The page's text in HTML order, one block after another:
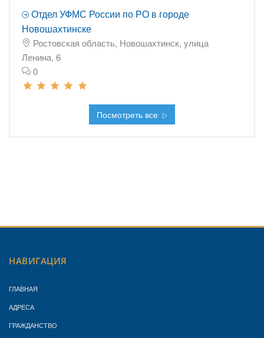
Отдел УФМС России по РО в городе
Новошахтинске
Ростовская область, Новошахтинск, улица
Ленина, 6
0
Посмотреть все
НАВИГАЦИЯ
ГЛАВНАЯ
АДРЕСА
ГРАЖДАНСТВО